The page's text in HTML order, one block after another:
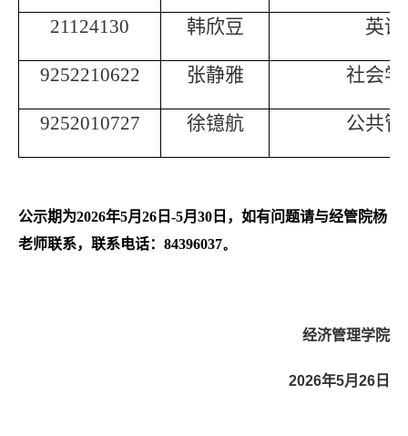
21124130 韩欣豆 英语
9252210622 张静雅 社会学
9252010727 徐镱航 公共管
公示期为2026年5月26日-5月30日，如有问题请与经管院杨
老师联系，联系电话： 84396037。
经济管理学院
2026年5月26日